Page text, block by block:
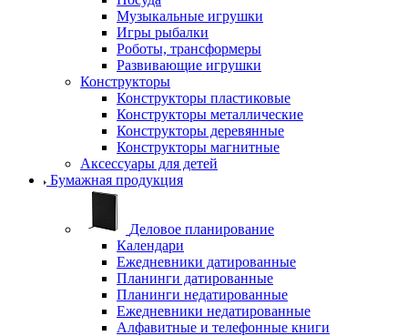
Музыкальные игрушки
Игры рыбалки
Роботы, трансформеры
Развивающие игрушки
Конструкторы
Конструкторы пластиковые
Конструкторы металлические
Конструкторы деревянные
Конструкторы магнитные
Аксессуары для детей
Бумажная продукция
Деловое планирование
Календари
Ежедневники датированные
Планинги датированные
Планинги недатированные
Ежедневники недатированные
Алфавитные и телефонные книги